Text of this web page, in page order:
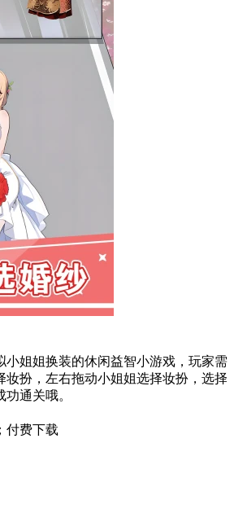
小姐姐换装的休闲益智小游戏，玩家需
妆扮，左右拖动小姐姐选择妆扮，选择
通关哦。
付费下载